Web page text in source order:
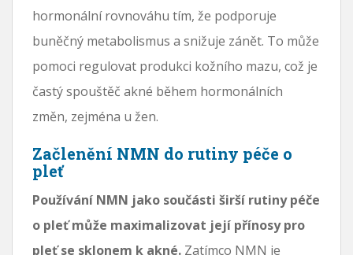
hormonální rovnováhu tím, že podporuje
buněčný metabolismus a snižuje zánět. To může
pomoci regulovat produkci kožního mazu, což je
častý spouštěč akné během hormonálních
změn, zejména u žen.
Začlenění NMN do rutiny péče o
pleť
Používání NMN jako součásti širší rutiny péče
o pleť může maximalizovat její přínosy pro
pleť se sklonem k akné. Zatímco NMN je